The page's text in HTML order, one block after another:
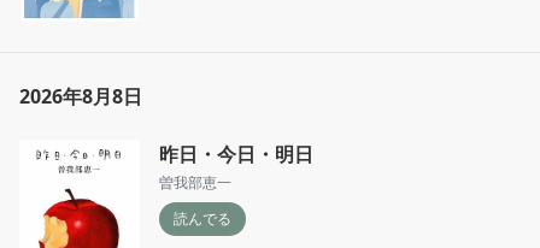
2026年8月8日
昨日・今日・明日
曽我部恵一
読んでる